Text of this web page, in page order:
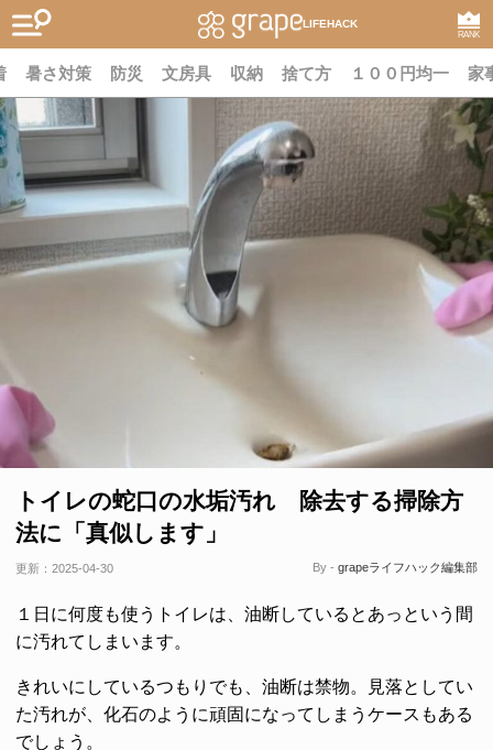
LIFEHACK
RANK
暑さ対策 防災 文房具 収納 捨て方 １００円均一 家
トイレの蛇口の水垢汚れ 除去する掃除方
法に「真似します」
更新： 2025-04-30 By - grapeライフハック編集部
１日に何度も使うトイレは、油断しているとあっという間
に汚れてしまいます。
きれいにしているつもりでも、油断は禁物。見落としてい
た汚れが、化石のように頑固になってしまうケースもある
でしょう。